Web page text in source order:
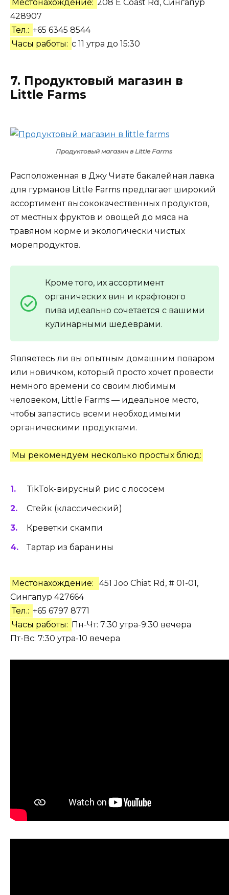
Местонахождение: 208 E Coast Rd, Сингапур
428907
Тел.: +65 6345 8544
Часы работы: с 11 утра до 15:30
7. Продуктовый магазин в
Little Farms
Продуктовый магазин в Little Farms
Расположенная в Джу Чиате бакалейная лавка
для гурманов Little Farms предлагает широкий
ассортимент высококачественных продуктов,
от местных фруктов и овощей до мяса на
травяном корме и экологически чистых
морепродуктов.
Кроме того, их ассортимент
органических вин и крафтового
пива идеально сочетается с вашими
кулинарными шедеврами.
Являетесь ли вы опытным домашним поваром
или новичком, который просто хочет провести
немного времени со своим любимым
человеком, Little Farms — идеальное место,
чтобы запастись всеми необходимыми
органическими продуктами.
Мы рекомендуем несколько простых блюд:
TikTok-вирусный рис с лососем
Стейк (классический)
Креветки скампи
Тартар из баранины
Местонахождение:
451 Joo Chiat Rd, # 01-01,
Сингапур 427664
Тел.: +65 6797 8771
Часы работы: Пн-Чт: 7:30 утра-9:30 вечера
Пт-Вс: 7:30 утра-10 вечера